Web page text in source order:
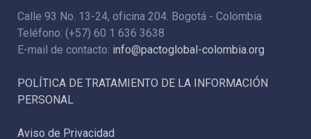
Calle 93 No. 13-24, oficina 204. Bogotá - Colombia
Teléfono: (+57) 60 1 636 3638
E-mail de contacto: info@pactoglobal-colombia.org
POLÍTICA DE TRATAMIENTO DE LA INFORMACIÓN
PERSONAL
Aviso de Privacidad